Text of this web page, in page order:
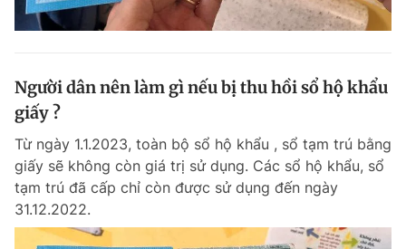
Người dân nên làm gì nếu bị thu hồi sổ hộ khẩu
giấy ?
Từ ngày 1.1.2023, toàn bộ sổ hộ khẩu , sổ tạm trú bằng
giấy sẽ không còn giá trị sử dụng. Các sổ hộ khẩu, sổ
tạm trú đã cấp chỉ còn được sử dụng đến ngày
31.12.2022.